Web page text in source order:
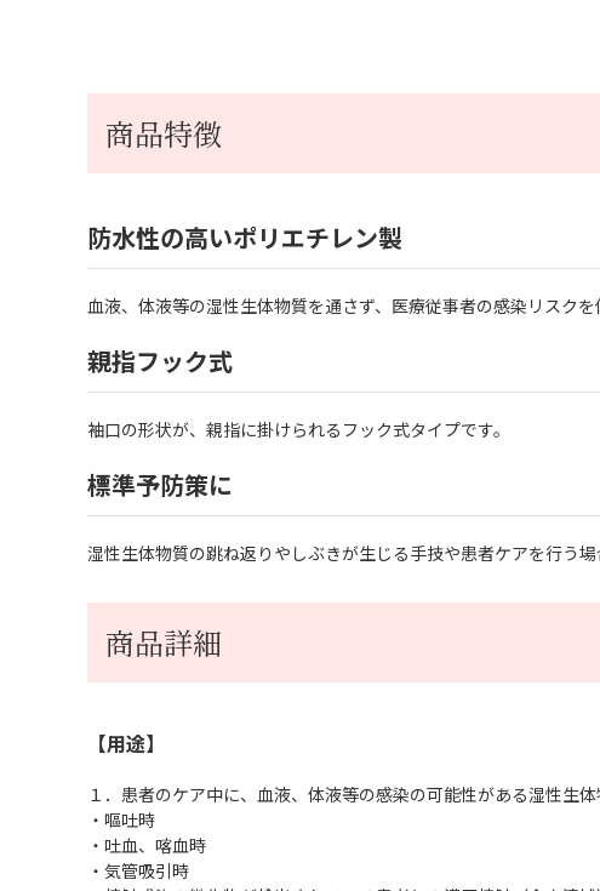
商品特徴
防水性の高いポリエチレン製
血液、体液等の湿性生体物質を通さず、医療従事者の感染リスクを
親指フック式
袖口の形状が、親指に掛けられるフック式タイプです。
標準予防策に
湿性生体物質の跳ね返りやしぶきが生じる手技や患者ケアを行う
商品詳細
【用途】
１．患者のケア中に、血液、体液等の感染の可能性がある湿性生
・嘔吐時
・吐血、喀血時
・気管吸引時